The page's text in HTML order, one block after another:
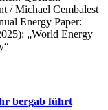
/ Michael Cembalest
Energy Paper:
„World Energy
bergab führt